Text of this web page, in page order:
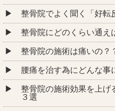
整骨院でよく聞く「好転
整骨院にどのくらい通え
整骨院の施術は痛いの？
腰痛を治す為にどんな事
整骨院の施術効果を上げ
３選